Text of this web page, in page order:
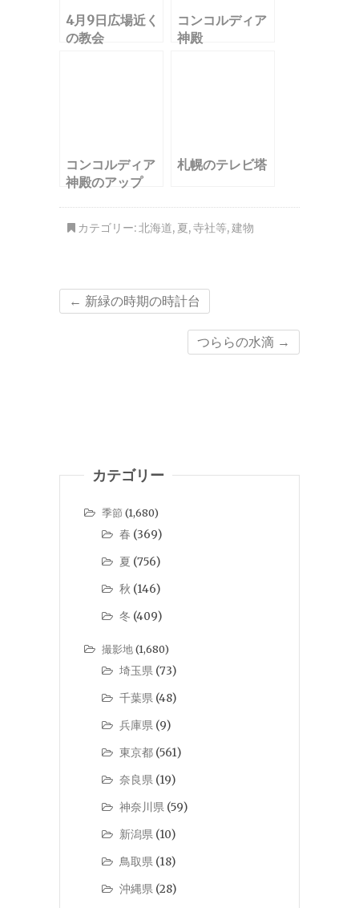
4月9日広場近く
の教会
コンコルディア
神殿
コンコルディア
神殿のアップ
札幌のテレビ塔
カテゴリー:北海道, 夏,寺社等,建物
← 新緑の時期の時計台
つららの水滴 →
カテゴリー
季節 (1,680)
春 (369)
夏 (756)
秋 (146)
冬 (409)
撮影地(1,680)
埼玉県 (73)
千葉県 (48)
兵庫県 (9)
東京都 (561)
奈良県 (19)
神奈川県 (59)
新潟県 (10)
鳥取県 (18)
沖縄県 (28)